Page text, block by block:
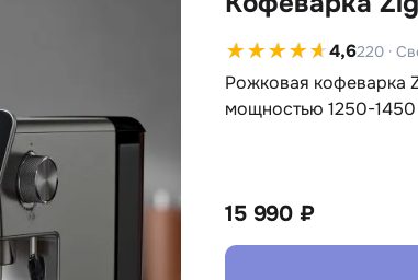
4,6220 ·
Рожковая кофеварка
мощностью 1250-1450
15 990 ₽